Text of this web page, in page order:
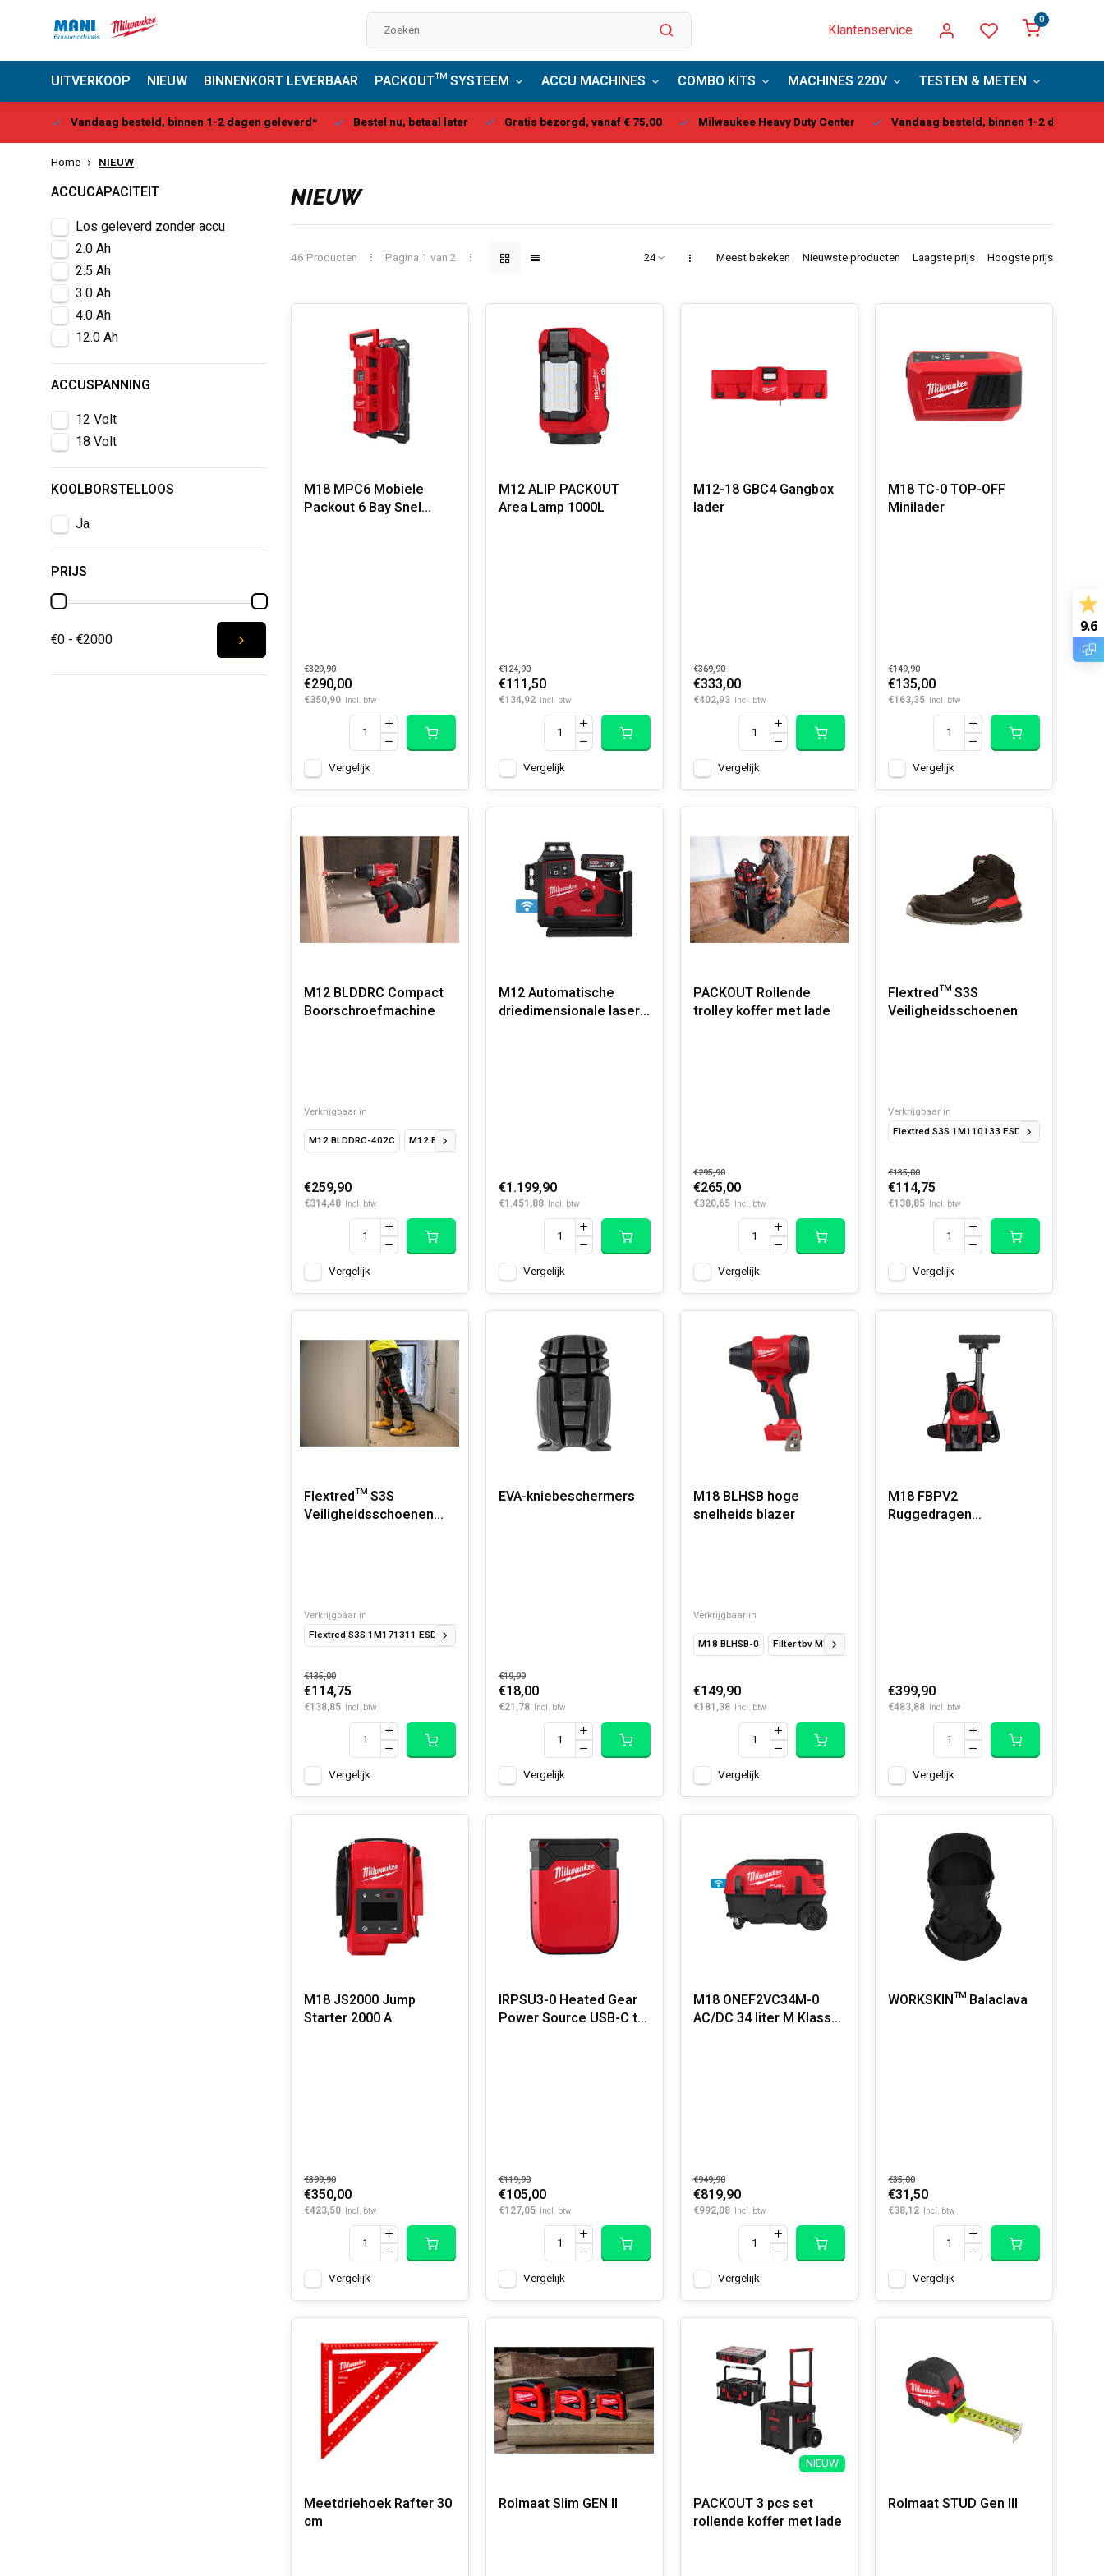
Klantenservice
0
UITVERKOOP NIEUW BINNENKORT LEVERBAAR PACKOUT™ SYSTEEM ACCU MACHINES COMBO KITS MACHINES 220V TESTEN & METEN
Vandaag besteld, binnen 1-2 dagen geleverd* Bestel nu, betaal later Gratis bezorgd, vanaf € 75,00 Milwaukee Heavy Duty Center Vandaag besteld, binnen 1-2 dagen
Home NIEUW
ACCUCAPACITEIT
Los geleverd zonder accu
2.0 Ah
2.5 Ah
3.0 Ah
4.0 Ah
12.0 Ah
ACCUSPANNING
12 Volt
18 Volt
KOOLBORSTELLOOS
Ja
PRIJS
€0 - €2000
NIEUW
46 Producten Pagina 1 van 2 Meest bekeken Nieuwste producten Laagste prijs Hoogste prijs
M18 MPC6 Mobiele
Packout 6 Bay Snel
€329,90
€290,00
€350,90 Incl. btw
Vergelijk
M12 ALIP PACKOUT
Area Lamp 1000L
€124,90
€111,50
€134,92 Incl. btw
Vergelijk
M12-18 GBC4 Gangbox
lader
€369,90
€333,00
€402,93 Incl. btw
Vergelijk
M18 TC-0 TOP-OFF
Minilader
€149,90
€135,00
€163,35 Incl. btw
Vergelijk
M12 BLDDRC Compact
Boorschroefmachine
Verkrijgbaar in
M12 BLDDRC-402C M12 BLDDRC-0
€259,90
€314,48 Incl. btw
Vergelijk
M12 Automatische
driedimensionale laser
€1.199,90
€1.451,88 Incl. btw
Vergelijk
PACKOUT Rollende
trolley koffer met lade
€295,90
€265,00
€320,65 Incl. btw
Vergelijk
Flextred™ S3S
Veiligheidsschoenen
Verkrijgbaar in
Flextred S3S 1M110133 ESD SC FO SR 39
€135,00
€114,75
€138,85 Incl. btw
Vergelijk
Flextred™ S3S
Veiligheidsschoenen
Verkrijgbaar in
Flextred S3S 1M171311 ESD SC FO SR 39
Flextred S3S 1M171311 ESD SC FO SR 40 Flextred S3S 1M171311 ESD SC FO SR 41
€135,00
€114,75
€138,85 Incl. btw
Vergelijk
EVA-kniebeschermers
€19,99
€18,00
€21,78 Incl. btw
Vergelijk
M18 BLHSB hoge
snelheids blazer
Verkrijgbaar in
M18 BLHSB-0 Filter tbv M18 BLHSB
€149,90
€181,38 Incl. btw
Vergelijk
M18 FBPV2
Ruggedragen
€399,90
€483,88 Incl. btw
Vergelijk
M18 JS2000 Jump
Starter 2000 A
€399,90
€350,00
€423,50 Incl. btw
Vergelijk
IRPSU3-0 Heated Gear
Power Source USB-C to
€119,90
€105,00
€127,05 Incl. btw
Vergelijk
M18 ONEF2VC34M-0
AC/DC 34 liter M Klasse
€949,90
€819,90
€992,08 Incl. btw
Vergelijk
WORKSKIN™ Balaclava
€35,00
€31,50
€38,12 Incl. btw
Vergelijk
Meetdriehoek Rafter 30
cm
Rolmaat Slim GEN II
NIEUW
PACKOUT 3 pcs set
rollende koffer met lade
Rolmaat STUD Gen III
9.6